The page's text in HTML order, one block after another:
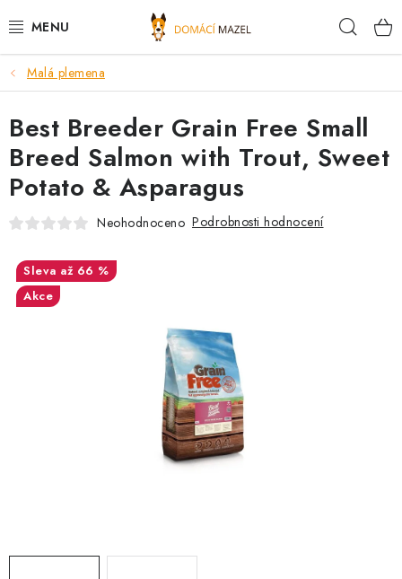
na
DOPORUČUJEME
VÝPRODEJ SKLADU
PSI
KOČKY
KONĚ
PRO CHOVATELE
Malá plemena
Best Breeder Grain Free Small
Breed Salmon with Trout, Sweet
Potato & Asparagus
Neohodnoceno Podrobnosti hodnocení
až 66 %
Akce